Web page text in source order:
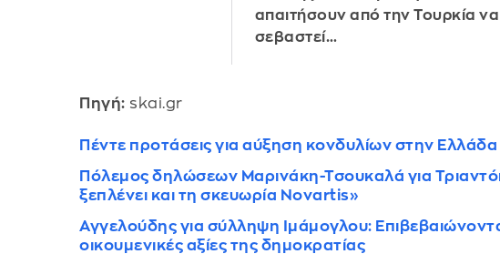
απαιτήσουν από την Τουρκία να
σεβαστεί…
Πηγή: skai.gr
Πέντε προτάσεις για αύξηση κονδυλίων στην
Πόλεμος δηλώσεων Μαρινάκη-Τσουκαλά για
ξεπλένει και τη σκευωρία Novartis»
Αγγελούδης για σύλληψη Ιμάμογλου:
οικουμενικές αξίες της δημοκρατίας